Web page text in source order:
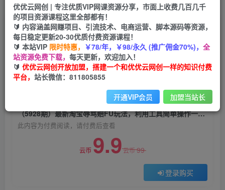
首页 中创网 正文
（5928期）最新淘宝辱骂赔FU玩法，利用工具简
单操作一单赔FU300元【仅揭秘】
优优云网创
2年前发布
关注 私信
（5928期）最新淘宝辱骂赔FU玩法，利用工具简单操作一单赔FU300元【仅揭秘】
此内容为付费阅读，请付费后查看
云币 9.9云币99
登录购买
优优云网创 | 专注优质VIP网课资源分享，市面上收费几百几千
的项目资源课程这里全部都有！
🔰 内容涵盖网赚项目、引流技术、电商运营、脚本源码等资源，
每日稳定更新20-30优质付费资源课程！
🔰 本站VIP 限时特惠， ￥78/年，￥98/永久 (推广佣金70%)， 全
站资源免费下载， 每天更新，欢迎加入！
🔰 优优云网创开放加盟，搭建一个和优优云网创一样的知识付费
平台， 站长微信：811805855
开通VIP会员 加盟当站长